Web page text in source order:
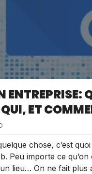
ENTREPRISE:
ET
chose, c’est
Peu importe ce
lieu… On ne fait plus